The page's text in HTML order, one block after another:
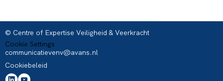
© Centre of Expertise Veiligheid & Veerkracht
Cookie Settings
communicatievenv@avans.nl
Cookiebeleid